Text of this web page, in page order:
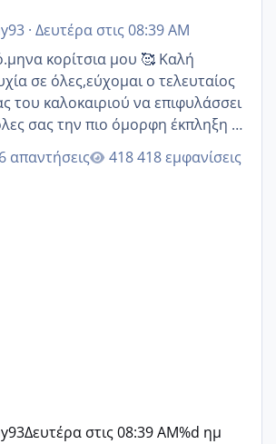
· Δευτέρα στις 08:39 AM
κορίτσια μου 🥰 Καλή
σε όλες,εύχομαι ο τελευταίος
του καλοκαιριού να επιφυλάσσει
σας την πιο όμορφη έκπληξη 🧿
@Melikara86 @Παρασκευαιδου
z @melitiniღ @Christi.D.
6 απαντήσεις 418 εμφανίσεις
Δευτέρα στις 08:39 AM%d ημ